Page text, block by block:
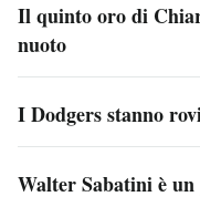
Il quinto oro di
nuoto
I Dodgers stanno
Walter Sabatini è